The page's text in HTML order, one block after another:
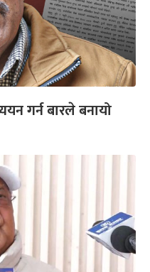
गर्न बारले बनायो